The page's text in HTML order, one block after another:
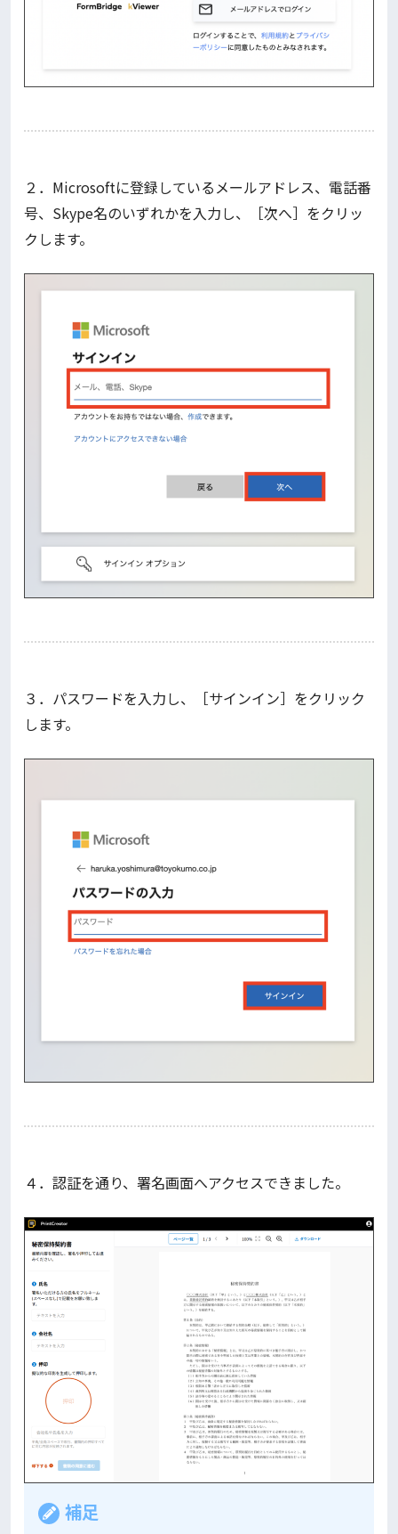
２．Microsoftに登録しているメールアドレス、電話番
号、Skype名のいずれかを入力し、［次へ］をクリッ
クします。
３．パスワードを入力し、［サインイン］をクリック
します。
４．認証を通り、署名画面へアクセスできました。
補足